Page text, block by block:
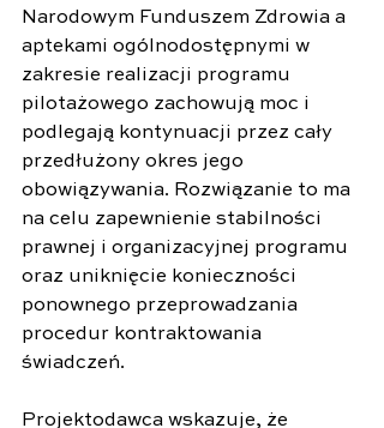
Narodowym Funduszem Zdrowia a
aptekami ogólnodostępnymi w
zakresie realizacji programu
pilotażowego zachowują moc i
podlegają kontynuacji przez cały
przedłużony okres jego
obowiązywania. Rozwiązanie to ma
na celu zapewnienie stabilności
prawnej i organizacyjnej programu
oraz uniknięcie konieczności
ponownego przeprowadzania
procedur kontraktowania
świadczeń.
Projektodawca wskazuje, że